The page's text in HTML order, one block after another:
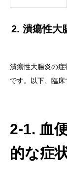
2. 潰瘍性大
潰瘍性大腸炎の症
です。以下、臨床
2-1. 血
的な症状